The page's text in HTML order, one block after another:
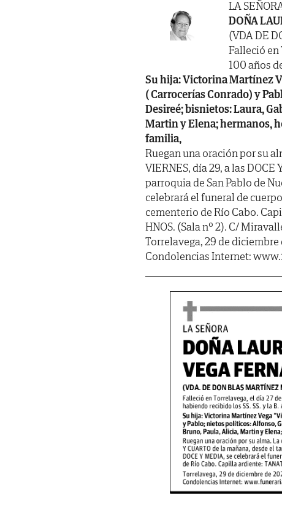
LA
DOÑA
(VDA DE
Falleció en
100 años
Su hija: Victorina Martínez
( Carrocerías Conrado) y
Desireé; bisnietos: Laura,
Martin y Elena; hermanos,
familia,
Ruegan una oración por su
VIERNES, día 29, a las
parroquia de San Pablo de
celebrará el funeral de
cementerio de Río Cabo.
HNOS. (Sala nº 2). C/
Torrelavega, 29 de diciembre
Condolencias Internet: